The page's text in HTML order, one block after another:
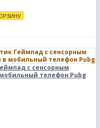
с сенсорным
телефон Pubg